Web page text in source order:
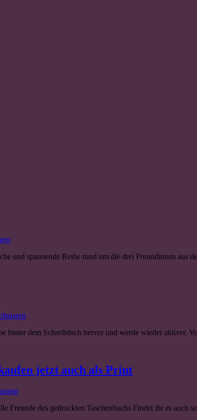
und spannende Reihe rund um die drei Freundinnen aus
dem Schreibtisch hervor und werde wieder aktiver.
jetzt auch als Print
Freunde des gedruckten Taschenbuchs Findet ihr es auch so